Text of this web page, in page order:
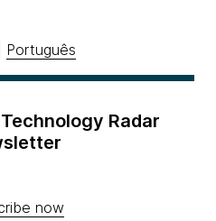
Português
Radar
now